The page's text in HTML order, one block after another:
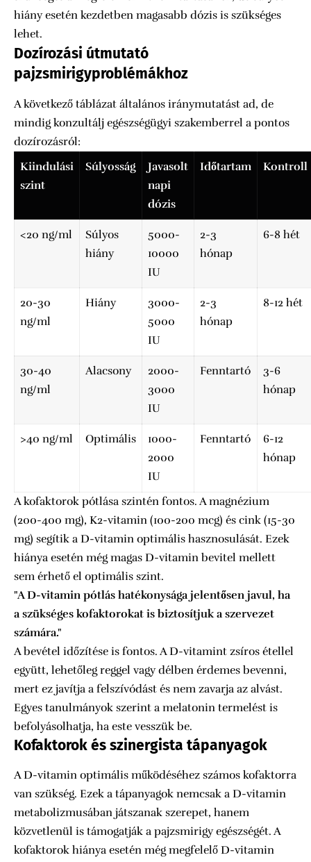
hiány esetén kezdetben magasabb dózis is szükséges
lehet.
Dozírozási útmutató
pajzsmirigyproblémákhoz
A következő táblázat általános iránymutatást ad, de
mindig konzultálj egészségügyi szakemberrel a pontos
dozírozásról:
Kiindulási
szint
Súlyosság
Javasolt
napi
dózis
Időtartam Kontroll
<20 ng/ml
Súlyos
hiány
5000-
10000
IU
2-3
hónap
6-8 hét
20-30
ng/ml
Hiány
3000-
5000
IU
2-3
hónap
8-12 hét
30-40
ng/ml
Alacsony
2000-
3000
IU
Fenntartó
3-6
hónap
>40 ng/ml Optimális
1000-
2000
IU
Fenntartó
6-12
hónap
A kofaktorok pótlása szintén fontos. A magnézium
(200-400 mg), K2-vitamin (100-200 mcg) és cink (15-30
mg) segítik a D-vitamin optimális hasznosulását. Ezek
hiánya esetén még magas D-vitamin bevitel mellett
sem érhető el optimális szint.
"A D-vitamin pótlás hatékonysága jelentősen javul, ha
a szükséges kofaktorokat is biztosítjuk a szervezet
számára."
A bevétel időzítése is fontos. A D-vitamint zsíros étellel
együtt, lehetőleg reggel vagy délben érdemes bevenni,
mert ez javítja a felszívódást és nem zavarja az alvást.
Egyes tanulmányok szerint a melatonin termelést is
befolyásolhatja, ha este vesszük be.
Kofaktorok és szinergista tápanyagok
A D-vitamin optimális működéséhez számos kofaktorra
van szükség. Ezek a tápanyagok nemcsak a D-vitamin
metabolizmusában játszanak szerepet, hanem
közvetlenül is támogatják a pajzsmirigy egészségét. A
kofaktorok hiánya esetén még megfelelő D-vitamin